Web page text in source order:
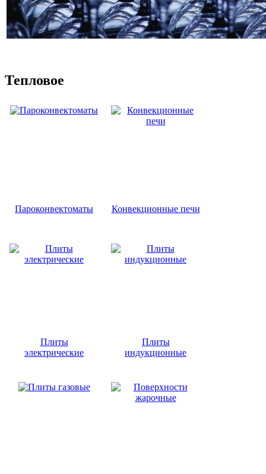
Тепловое
Пароконвектоматы Конвекционные печи
Плиты
электрические
Плиты
индукционные